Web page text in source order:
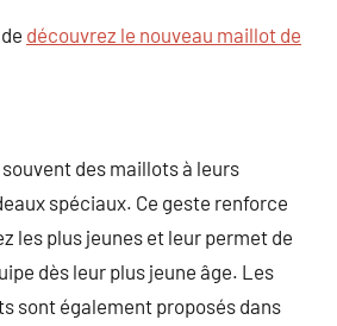
découvrez le nouveau maillot de
des maillots à leurs
spéciaux. Ce geste renforce
les plus jeunes et leur permet de
dès leur plus jeune âge. Les
sont également proposés dans